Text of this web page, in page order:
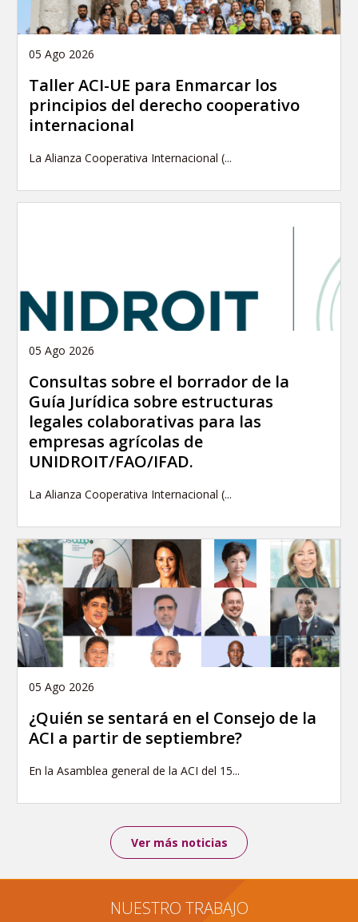
05 Ago 2026
Taller ACI-UE para Enmarcar los
principios del derecho cooperativo
internacional
La Alianza Cooperativa Internacional (...
05 Ago 2026
Consultas sobre el borrador de la
Guía Jurídica sobre estructuras
legales colaborativas para las
empresas agrícolas de
UNIDROIT/FAO/IFAD.
La Alianza Cooperativa Internacional (...
05 Ago 2026
¿Quién se sentará en el Consejo de la
ACI a partir de septiembre?
En la Asamblea general de la ACI del 15...
Ver más noticias
NUESTRO TRABAJO